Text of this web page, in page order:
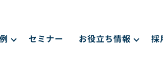
セミナー お役立ち情報 採